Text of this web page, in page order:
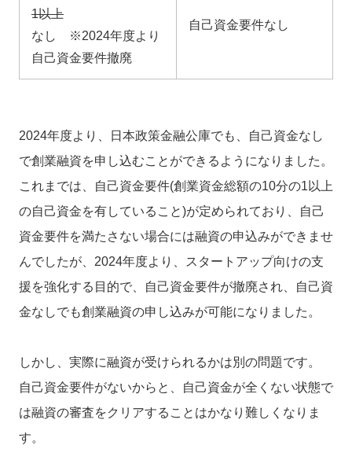
1以上
なし ※2024年度より
自己資金要件撤廃
自己資金要件なし
2024年度より、日本政策金融公庫でも、自己資金なし
で創業融資を申し込むことができるようになりました。
これまでは、自己資金要件(創業資金総額の10分の1以上
の自己資金を有していること)が定められており、自己
資金要件を満たさない場合には融資の申込みができませ
んでしたが、2024年度より、スタートアップ向けの支
援を強化する目的で、自己資金要件が撤廃され、自己資
金なしでも創業融資の申し込みが可能になりました。
しかし、実際に融資が受けられるかは別の問題です。
自己資金要件がないからと、自己資金が全くない状態で
は融資の審査をクリアすることはかなり難しくなりま
す。